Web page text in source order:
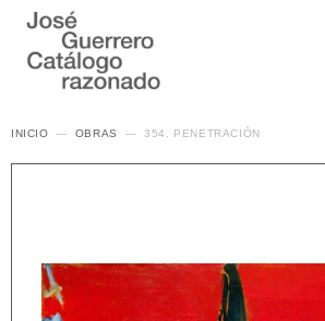
INICIO OBRAS 354. PENETRACIÓN